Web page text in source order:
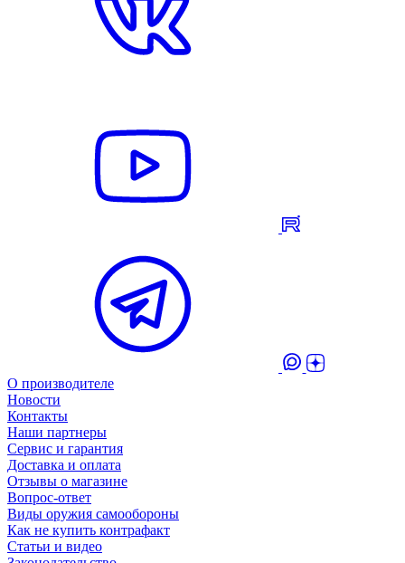
О производителе
Новости
Контакты
Наши партнеры
Сервис и гарантия
Доставка и оплата
Отзывы о магазине
Вопрос-ответ
Виды оружия самообороны
Как не купить контрафакт
Статьи и видео